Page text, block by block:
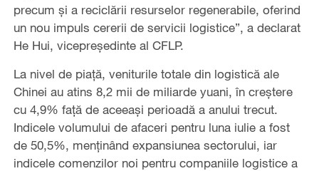
precum și a reciclării resurselor regenerabile, oferind
un nou impuls cererii de servicii logistice”, a declarat
He Hui, vicepreședinte al CFLP.
La nivel de piață, veniturile totale din logistică ale
Chinei au atins 8,2 mii de miliarde yuani, în creștere
cu 4,9% față de aceeași perioadă a anului trecut.
Indicele volumului de afaceri pentru luna iulie a fost
de 50,5%, menținând expansiunea sectorului, iar
indicele comenzilor noi pentru companiile logistice a